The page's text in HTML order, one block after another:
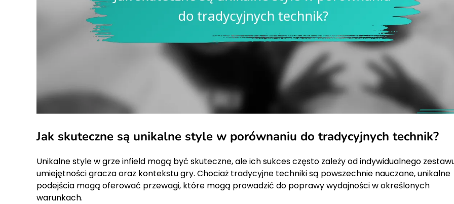
Jak skuteczne są unikalne style w porównaniu do tradycyjnych technik?
Unikalne style w grze infield mogą być skuteczne, ale ich sukces często zależy od indywidualnego
umiejętności gracza oraz kontekstu gry. Chociaż tradycyjne techniki są powszechnie nauczane, unikalne
podejścia mogą oferować przewagi, które mogą prowadzić do poprawy wydajności w określonych
warunkach.